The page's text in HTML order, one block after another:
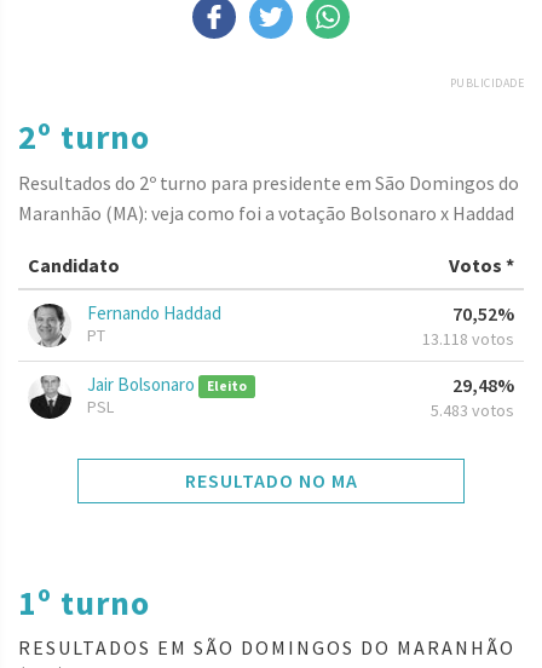
PUBLICIDADE
2º turno
Resultados do 2º turno para presidente em São Domingos do
Maranhão (MA): veja como foi a votação Bolsonaro x Haddad
Candidato Votos *
Fernando Haddad
PT
70,52%
13.118 votos
Jair Bolsonaro Eleito
PSL
29,48%
5.483 votos
RESULTADO NO MA
1º turno
RESULTADOS EM SÃO DOMINGOS DO MARANHÃO